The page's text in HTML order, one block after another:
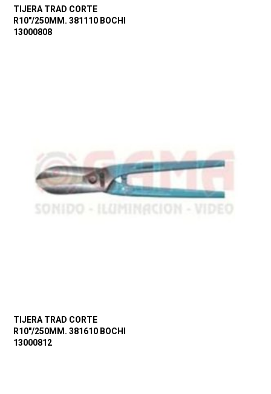
TIJERA TRAD CORTE
R10″/250MM. 381110 BOCHI
13000808
TIJERA TRAD CORTE
R10″/250MM. 381610 BOCHI
13000812